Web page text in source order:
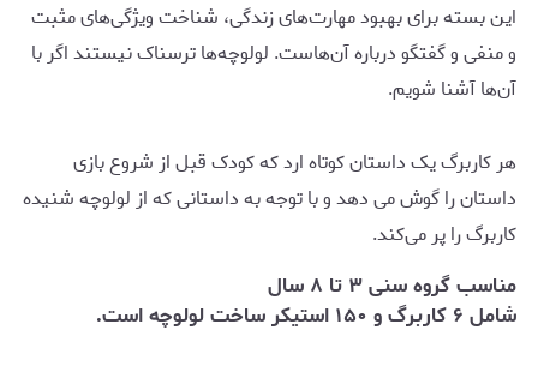
این بسته برای بهبود مهارت‌های زندگی، شناخت ویژگی‌های مثبت
و منفی و گفتگو درباره آن‌هاست. لولوچه‌ها ترسناک نیستند اگر با
آن‌ها آشنا شویم.
هر کاربرگ یک داستان کوتاه ارد که کودک قبل از شروع بازی
داستان را گوش می دهد و با توجه به داستانی که از لولوچه شنیده
کاربرگ را پر می‌کند.
مناسب گروه سنی ۳ تا ۸ سال
شامل ۶ کاربرگ و ۱۵۰ استیکر ساخت لولوچه‌ است.